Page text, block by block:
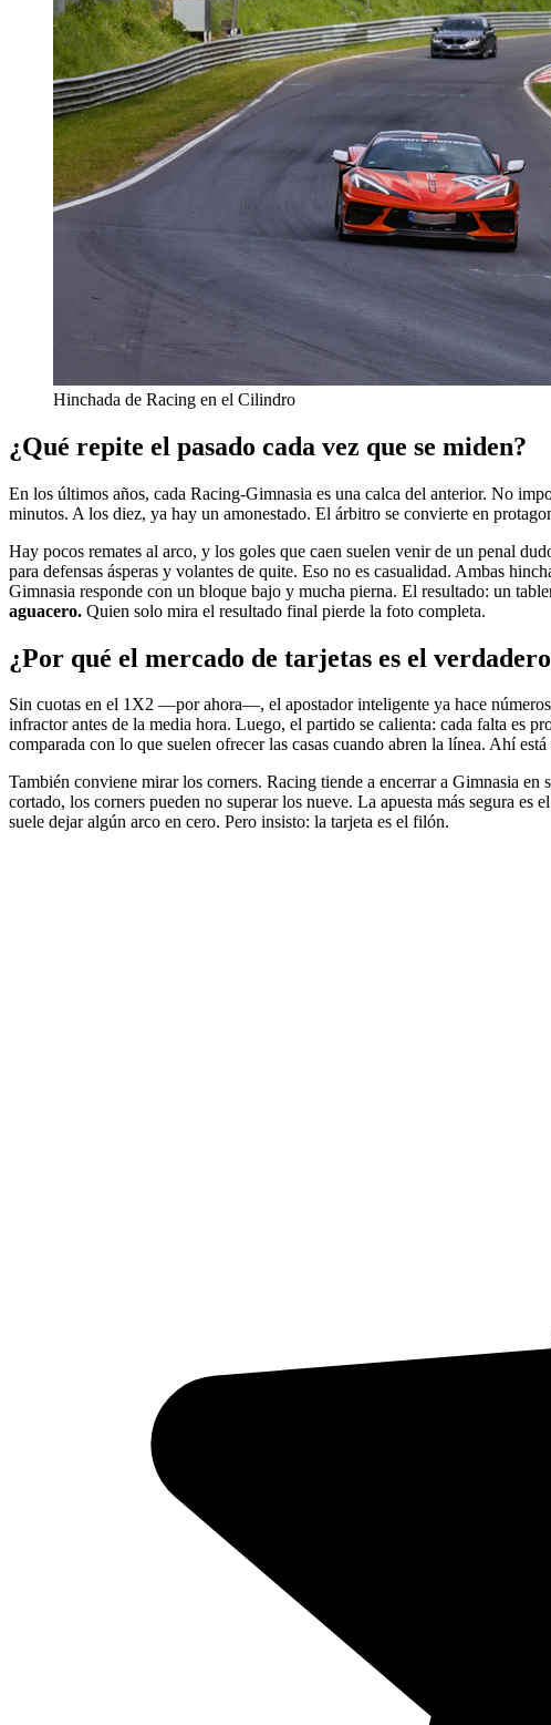
Hinchada de Racing en el Cilindro
¿Qué repite el pasado cada vez que se miden?
En los últimos años, cada Racing-Gimnasia es una calca del anterior. No
minutos. A los diez, ya hay un amonestado. El árbitro se convierte en
Hay pocos remates al arco, y los goles que caen suelen venir de un penal
para defensas ásperas y volantes de quite. Eso no es casualidad. Ambas
Gimnasia responde con un bloque bajo y mucha pierna. El resultado: un
aguacero. Quien solo mira el resultado final pierde la foto completa.
¿Por qué el mercado de tarjetas es el
Sin cuotas en el 1X2 —por ahora—, el apostador inteligente ya hace
infractor antes de la media hora. Luego, el partido se calienta: cada falta es
comparada con lo que suelen ofrecer las casas cuando abren la línea. Ahí
También conviene mirar los corners. Racing tiende a encerrar a Gimnasia
cortado, los corners pueden no superar los nueve. La apuesta más segura
suele dejar algún arco en cero. Pero insisto: la tarjeta es el filón.